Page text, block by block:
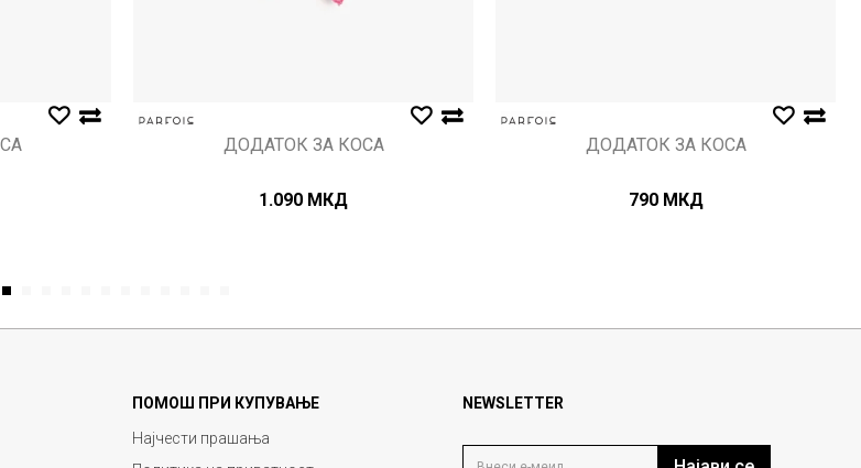
ДОДАТОК ЗА КОСА
1.090 МКД
ДОДАТОК ЗА КОСА
790 МКД
1
ПОМОШ ПРИ КУПУВАЊЕ
Најчести прашања
NEWSLETTER